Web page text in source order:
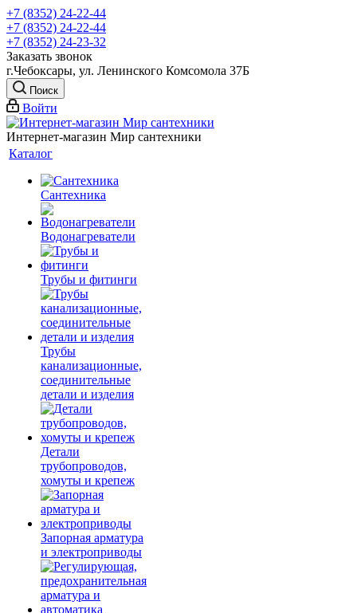
+7 (8352) 24-22-44
+7 (8352) 24-22-44
+7 (8352) 24-23-32
Заказать звонок
г.Чебоксары, ул. Ленинского Комсомола 37Б
Поиск
Войти
Интернет-магазин Мир сантехники
Каталог
Сантехника
Водонагреватели
Трубы и фитинги
Трубы
канализационные,
соединительные
детали и изделия
Детали
трубопроводов,
хомуты и крепеж
Запорная арматура
и электроприводы